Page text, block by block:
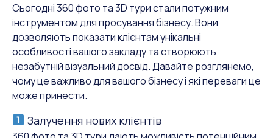
Сьогодні 360 фото та 3D тури стали потужним
інструментом для просування бізнесу. Вони
дозволяють показати клієнтам унікальні
особливості вашого закладу та створюють
незабутній візуальний досвід. Давайте розглянемо,
чому це важливо для вашого бізнесу і які переваги це
може принести.
Залучення нових клієнтів